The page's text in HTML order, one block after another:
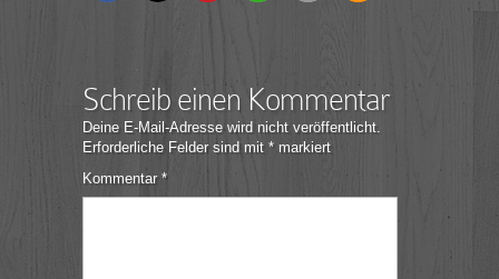
Schreib einen Kommentar
Deine E-Mail-Adresse wird nicht veröffentlicht.
Erforderliche Felder sind mit * markiert
Kommentar *